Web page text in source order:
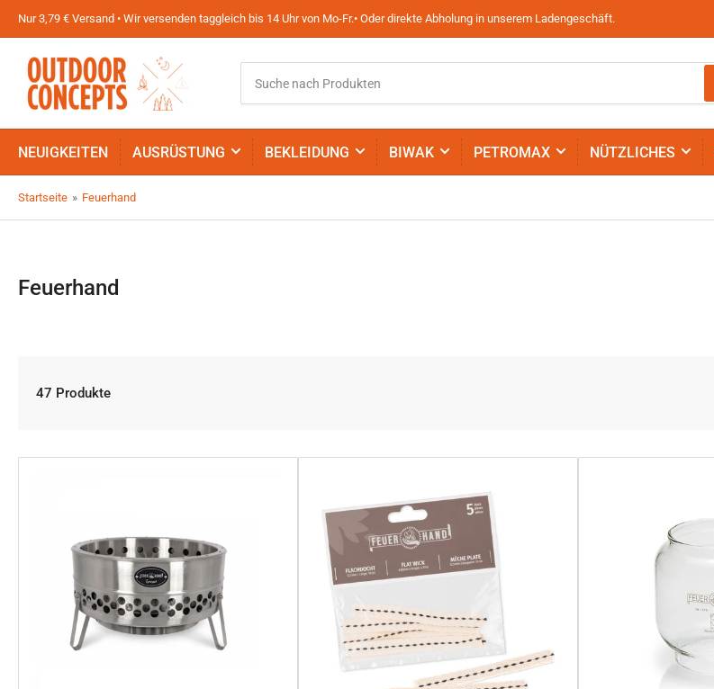
Nur 3,79 € Versand • Wir versenden taggleich bis 14 Uhr von Mo-Fr.• Oder direkte Abholung in unserem Ladengeschäft.
nach
Produkten
NEUIGKEITEN AUSRÜSTUNG BEKLEIDUNG BIWAK PETROMAX NÜTZLICHES
Startseite » Feuerhand
Feuerhand
47 Produkte